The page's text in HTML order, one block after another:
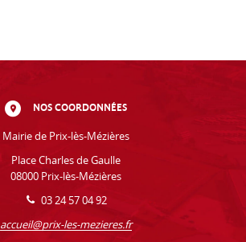
NOS COORDONNÉES
Mairie de Prix-lès-Mézières
Place Charles de Gaulle
08000 Prix-lès-Mézières
03 24 57 04 92
accueil@prix-les-mezieres.fr